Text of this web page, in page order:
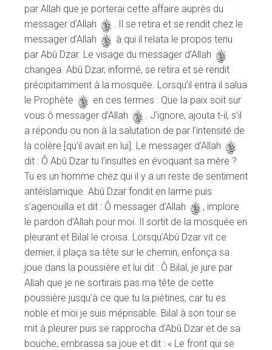
par Allah que je porterai cette affaire auprès du
messager d’Allah s . Il se retira et se rendit chez le
messager d’Allah s à qui il relata le propos tenu
par Abû Dzar. Le visage du messager d’Allah s
changea. Abû Dzar, informé, se retira et se rendit
précipitamment à la mosquée. Lorsqu’il entra il salua
le Prophète s en ces termes : Que la paix soit sur
vous ô messager d’Allah s . J’ignore, ajouta t-il, s’il
a répondu ou non à la salutation de par l’intensité de
la colère [qu’il avait en lui]. Le messager d’Allah s
dit : Ô Abû Dzar tu l’insultes en évoquant sa mère ?
Tu es un homme chez qui il y a un reste de sentiment
antéislamique. Abû Dzar fondit en larme puis
s’agenouilla et dit : Ô messager d’Allah s , implore
le pardon d’Allah pour moi. Il sortit de la mosquée en
pleurant et Bilal le croisa. Lorsqu’Abû Dzar vit ce
dernier, il plaça sa tête sur le chemin, enfonça sa
joue dans la poussière et lui dit : Ô Bilal, je jure par
Allah que je ne sortirais pas ma tête de cette
poussière jusqu'à ce que tu la piétines, car tu es
noble et moi je suis méprisable. Bilal à son tour se
mit à pleurer puis se rapprocha d’Abû Dzar et de sa
bouche, embrassa sa joue et dit : « Le front qui se